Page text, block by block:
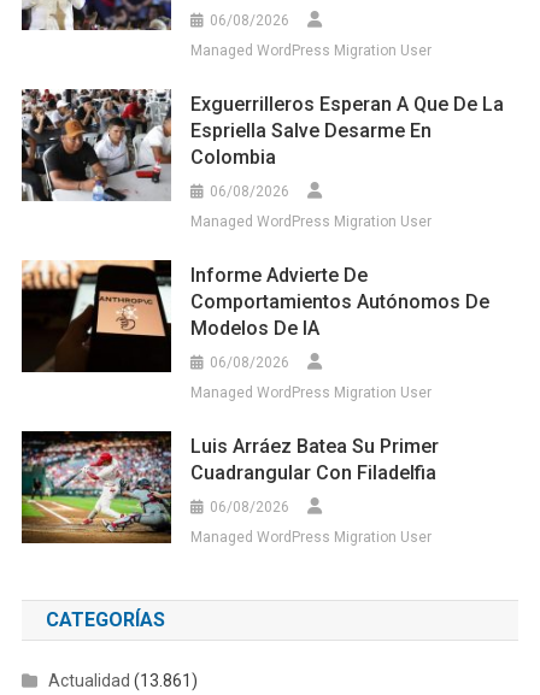
06/08/2026
Managed WordPress Migration User
Exguerrilleros Esperan A Que De La
Espriella Salve Desarme En
Colombia
06/08/2026
Managed WordPress Migration User
Informe Advierte De
Comportamientos Autónomos De
Modelos De IA
06/08/2026
Managed WordPress Migration User
Luis Arráez Batea Su Primer
Cuadrangular Con Filadelfia
06/08/2026
Managed WordPress Migration User
CATEGORÍAS
Actualidad (13.861)